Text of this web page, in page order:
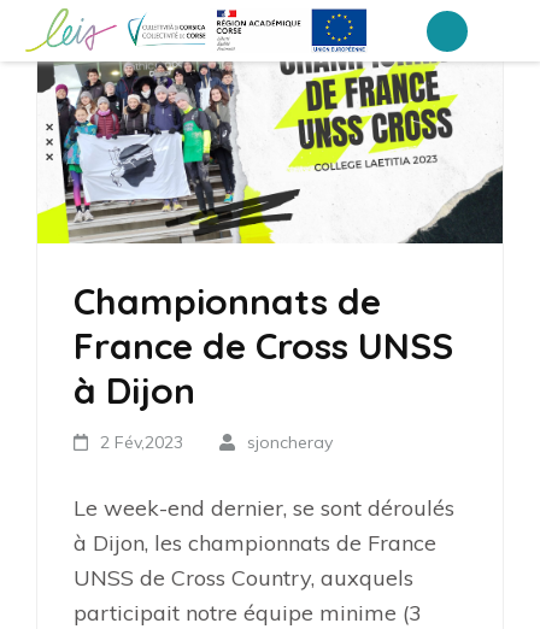
contenu
(Pressez
Entrée)
Collège Laetitia Bonaparte – Ajaccio
Championnats de
France de Cross UNSS
à Dijon
2 Fév,2023 sjoncheray
Le week-end dernier, se sont déroulés
à Dijon, les championnats de France
UNSS de Cross Country, auxquels
participait notre équipe minime (3